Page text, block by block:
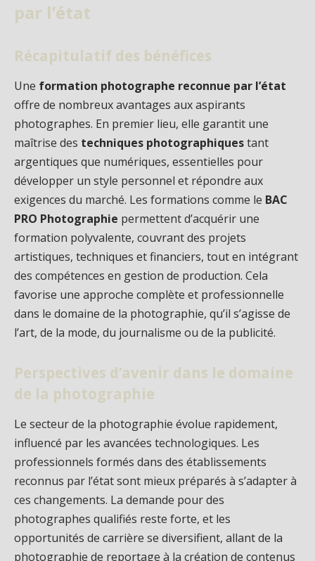
par l’état
Récapitulatif des bénéfices
Une formation photographe reconnue par l’état
offre de nombreux avantages aux aspirants
photographes. En premier lieu, elle garantit une
maîtrise des techniques photographiquestant
argentiques que numériques, essentielles pour
développer un style personnel et répondre aux
exigences du marché. Les formations comme le BAC
PRO Photographie permettent d’acquérir une
formation polyvalente, couvrant des projets
artistiques, techniques et financiers, tout en intégrant
des compétences en gestion de production. Cela
favorise une approche complète et professionnelle
dans le domaine de la photographie, qu’il s’agisse de
l’art, de la mode, du journalisme ou de la publicité.
Perspectives d’avenir dans le domaine
de la photographie
Le secteur de la photographie évolue rapidement,
influencé par les avancées technologiques. Les
professionnels formés dans des établissements
reconnus par l’état sont mieux préparés à s’adapter à
ces changements. La demande pour des
photographes qualifiés reste forte, et les
opportunités de carrière se diversifient, allant de la
photographie de reportage à la création de contenus